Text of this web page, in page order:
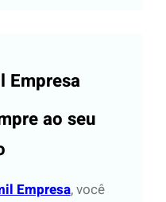
Empresa
ao seu
Empresa, você